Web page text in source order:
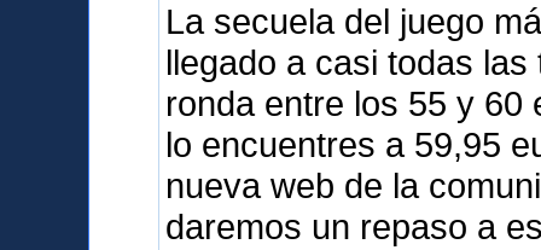
La secuela del juego
llegado a casi todas
ronda entre los 55 y 60
lo encuentres a 59,95
nueva web de la
daremos un repaso a